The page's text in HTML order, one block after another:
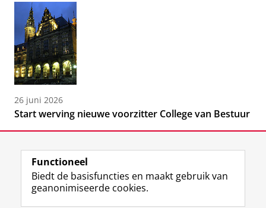
26 juni 2026
Start werving nieuwe voorzitter College van Bestuur
Functioneel
Biedt de basisfuncties en maakt gebruik van
geanonimiseerde cookies.